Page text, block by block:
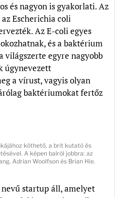
és nagyon is gyakorlati. Az
Escherichia coli
Az E-coli egyes
és a baktérium
egyre nagyobb
úgynevezett
a vírust, vagyis olyan
baktériumokat fertőz
köthető, a brit kutató és
A képen balról jobbra: az
Adrian Woolfson és Brian Hie.
startup áll, amelyet